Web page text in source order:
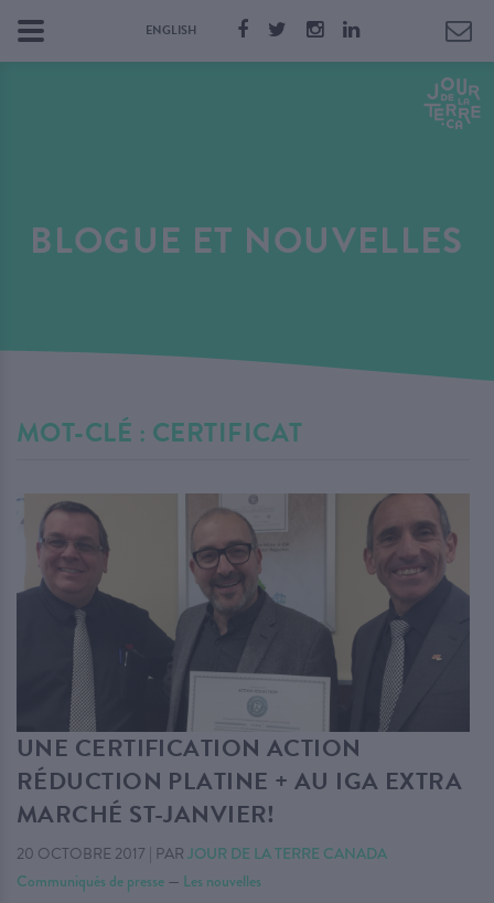
ENGLISH
BLOGUE ET NOUVELLES
MOT-CLÉ : CERTIFICAT
UNE CERTIFICATION ACTION
RÉDUCTION PLATINE + AU IGA EXTRA
MARCHÉ ST-JANVIER!
20 OCTOBRE 2017 | PAR JOUR DE LA TERRE CANADA
Communiqués de presse — Les nouvelles